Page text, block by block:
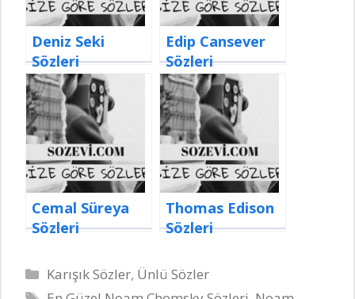
Deniz Seki
Sözleri
Edip Cansever
Sözleri
Cemal Süreya
Sözleri
Thomas Edison
Sözleri
Kategoriler
Karışık Sözler, Ünlü Sözler